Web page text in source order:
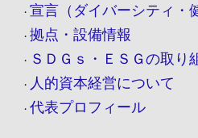
・ 宣言（ダイバーシティ・
・ 拠点・設備情報
・ ＳＤＧｓ・ＥＳＧの取り
・ 人的資本経営について
・ 代表プロフィール